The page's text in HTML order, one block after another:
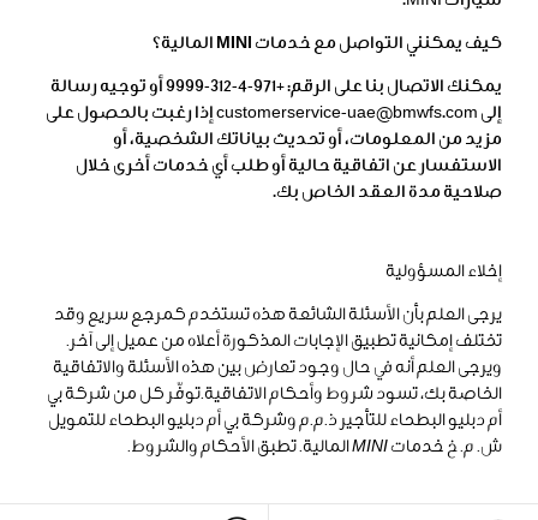
كيف يمكنني التواصل مع خدمات MINI المالية؟
يمكنك الاتصال بنا على الرقم: +971-4-312-9999 أو توجيه رسالة
إلى customerservice-uae@bmwfs.com إذا رغبت بالحصول على
مزيد من المعلومات، أو تحديث بياناتك الشخصية، أو
الاستفسار عن اتفاقية حالية أو طلب أي خدمات أخرى خلال
صلاحية مدة العقد الخاص بك.
إخلاء المسؤولية
يرجى العلم بأن الأسئلة الشائعة هذه تستخدم كمرجع سريع وقد
تختلف إمكانية تطبيق الإجابات المذكورة أعلاه من عميل إلى آخر.
ويرجى العلم أنه في حال وجود تعارض بين هذه الأسئلة والاتفاقية
الخاصة بك، تسود شروط وأحكام الاتفاقية.توفّر كل من شركة بي
أم دبليو البطحاء للتأجير ذ.م.م وشركة بي أم دبليو البطحاء للتمويل
ش. م. خ خدمات MINI المالية. تطبق الأحكام والشروط.